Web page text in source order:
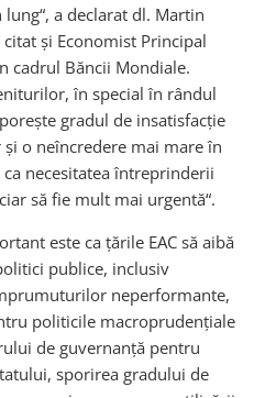
a declarat dl. Martin
şi Economist Principal
cadrul Băncii Mondiale.
în special în rândul
gradul de insatisfacţie
o neîncredere mai mare în
necesitatea întreprinderii
să fie mult mai urgentă“.
este ca ţările EAC să aibă
publice, inclusiv
neperformante,
politicile macroprudenţiale
de guvernanță pentru
sporirea gradului de